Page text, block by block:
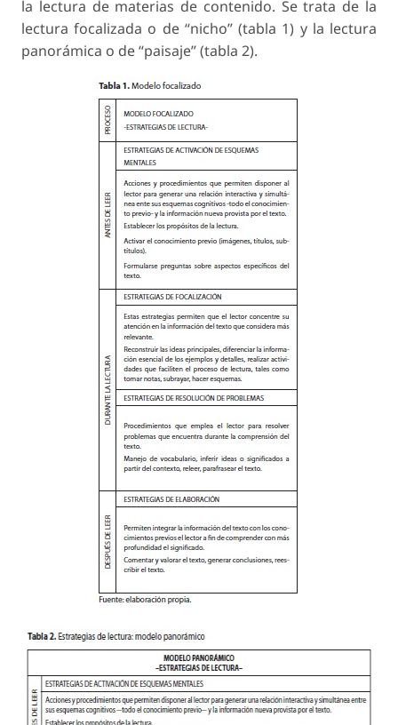
la lectura de materias de contenido. Se trata de la
lectura focalizada o de “nicho” (tabla 1) y la lectura
panorámica o de “paisaje” (tabla 2).